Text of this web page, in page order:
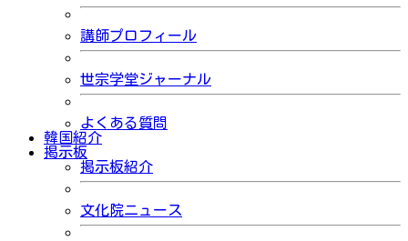
講師プロフィール
世宗学堂ジャーナル
よくある質問
韓国紹介
掲示板
掲示板紹介
文化院ニュース